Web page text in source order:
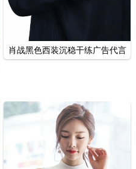
肖战黑色西装沉稳干练广告代言